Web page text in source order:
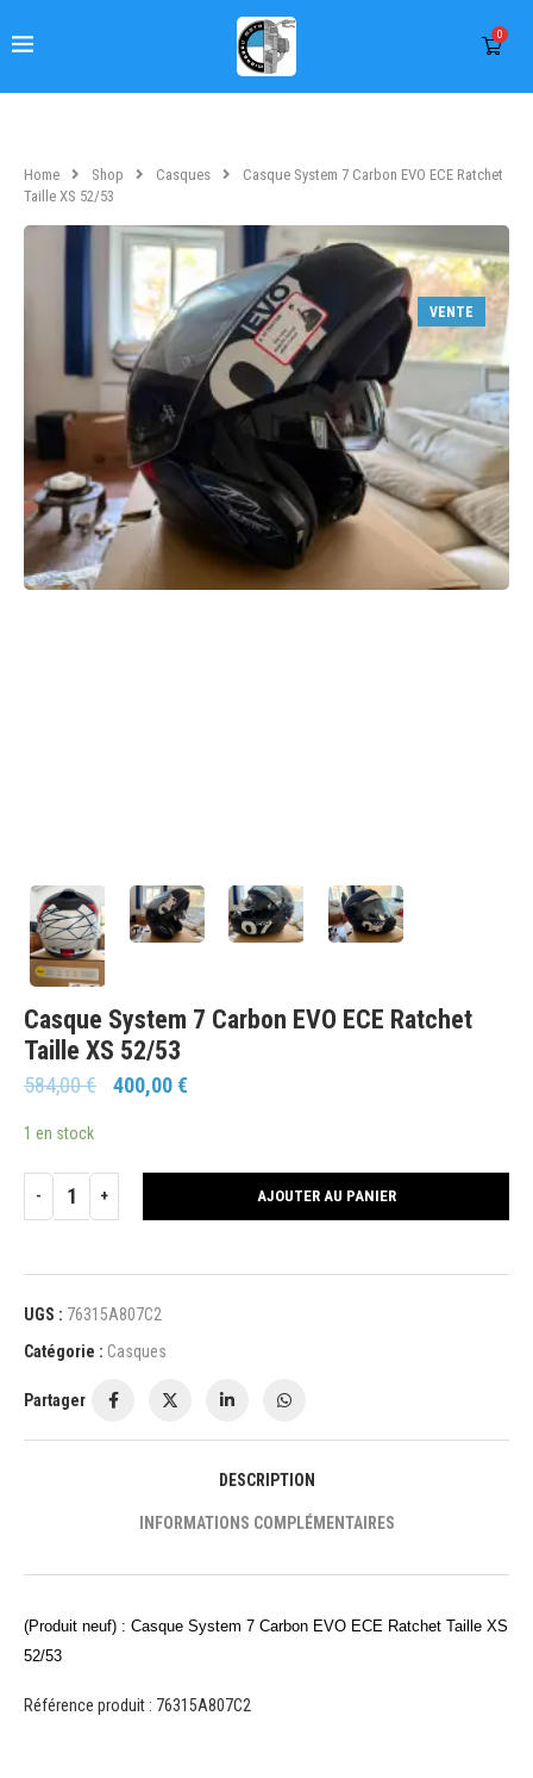
0
Home Shop Casques
Casque System 7 Carbon EVO ECE Ratchet
Taille XS 52/53
VENTE
Casque System 7 Carbon EVO ECE Ratchet
Taille XS 52/53
584,00€ 400,00€
1 en stock
AJOUTER AU PANIER
UGS : 76315A807C2
Catégorie : Casques
Partager
DESCRIPTION
INFORMATIONS COMPLÉMENTAIRES
(Produit neuf) : Casque System 7 Carbon EVO ECE Ratchet Taille XS
52/53
Référence produit : 76315A807C2